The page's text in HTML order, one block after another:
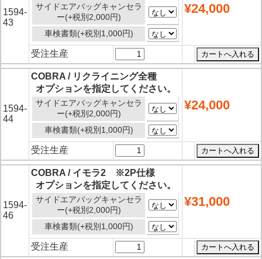
1594-
43
サイドエアバッグキャンセラ
ー(+税別2,000円)
車検書類(+税別1,000円)
¥24,000
受注生産
1594-
44
COBRA / リクライニング全種
オプションを指定してください。
サイドエアバッグキャンセラ
ー(+税別2,000円)
車検書類(+税別1,000円)
¥24,000
受注生産
1594-
46
COBRA / イモラ2 ※2P仕様
オプションを指定してください。
サイドエアバッグキャンセラ
ー(+税別2,000円)
車検書類(+税別1,000円)
¥31,000
受注生産